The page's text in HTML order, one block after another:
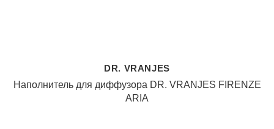
DR. VRANJES
Наполнитель для диффузора DR. VRANJES FIRENZE
ARIA